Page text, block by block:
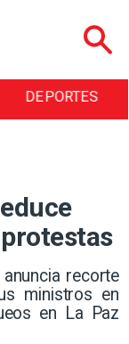
DEPORTES
recorte
ministros en
en La Paz